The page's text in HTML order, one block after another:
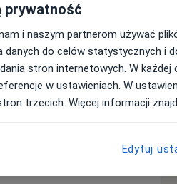
prywatność
i naszym partnerom używać
danych do celów statystycznych i
stron internetowych. W każdej
w ustawieniach. W
trzecich. Więcej informacji
Edytuj